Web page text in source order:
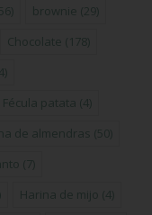
brownie (29)
Chocolate (178)
Fécula patata (4)
de almendras (50)
(7)
Harina de mijo (4)